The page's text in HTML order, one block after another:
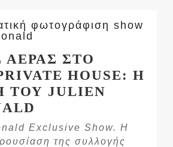
ΑΕΡΑΣ ΣΤΟ
HOUSE: Η
ΤΟΥ JULIEN
Exclusive Show. Η
της συλλογής